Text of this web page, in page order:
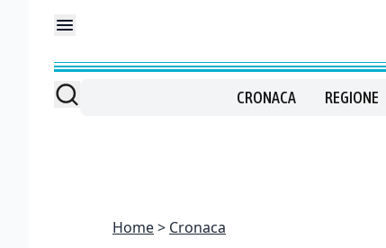
CRONACA REGIONE
Home Cronaca